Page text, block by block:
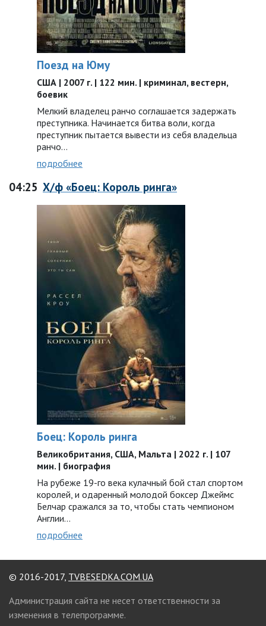
Поезд на Юму
США | 2007 г. | 122 мин. | криминал, вестерн,
боевик
Мелкий владелец ранчо соглашается задержать
преступника. Начинается битва воли, когда
преступник пытается вывести из себя владельца
ранчо…
подробнее
04:25 Х/ф «Боец: Король ринга»
Боец: Король ринга
Великобритания, США, Мальта | 2022 г. | 107
мин. | биография
На рубеже 19-го века кулачный бой стал спортом
королей, и одаренный молодой боксер Джеймс
Белчар сражался за то, чтобы стать чемпионом
Англии…
подробнее
© 2016-2017, TVBESEDKA.COM.UA
Администрация сайта не несет ответственности за
изменения в телепрограмме.